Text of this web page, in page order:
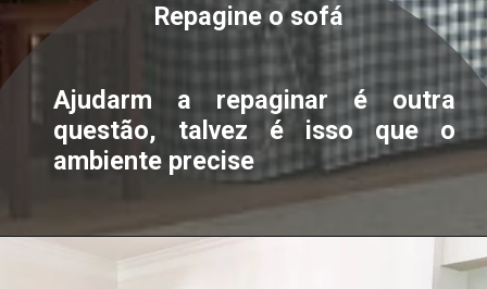
Repagine o sofá
Ajudarm a repaginar é outra
questão, talvez é isso que o
ambiente precise